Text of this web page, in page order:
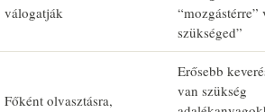
válogatják
“mozgástérre”
szükséged”
Főként olvasztásra,
Erősebb
van szükség